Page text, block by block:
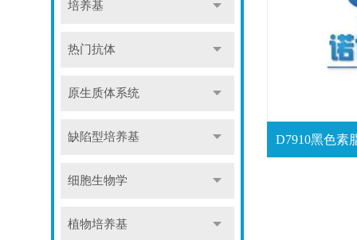
培养基
热门抗体
原生质体系统
缺陷型培养基
细胞生物学
植物培养基